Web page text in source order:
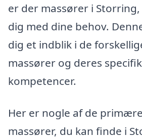
er der massører i
dig med dine behov.
dig et indblik i de
massører og deres
kompetencer.
Her er nogle af de
massører, du kan finde i